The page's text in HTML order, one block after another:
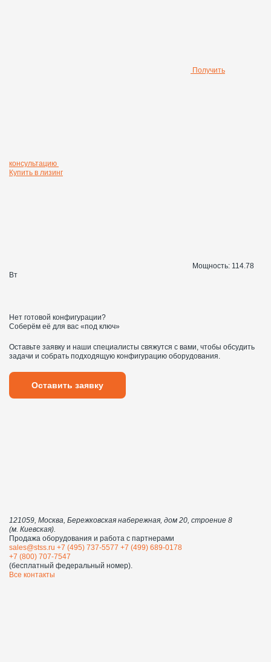
Получить
консультацию
Купить в лизинг
Мощность: 114.78
Вт
Нет готовой конфигурации?
Соберём её для вас «под ключ»
Оставьте заявку и наши специалисты свяжутся с вами, чтобы обсудить
задачи и собрать подходящую конфигурацию оборудования.
Оставить заявку
121059, Москва, Бережковская набережная, дом 20, строение 8
(м. Киевская).
Продажа оборудования и работа с партнерами
sales@stss.ru +7 (495) 737-5577 +7 (499) 689-0178
+7 (800) 707-7547
(бесплатный федеральный номер).
Все контакты